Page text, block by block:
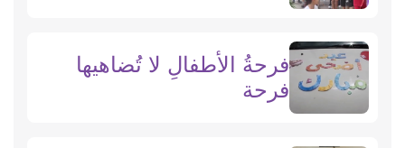
فرحةُ الأطفالِ لا تُضاهيها
فرحة